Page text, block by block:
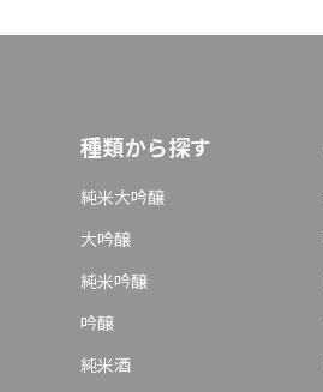
種類から探す
純米大吟醸
大吟醸
純米吟醸
吟醸
純米酒